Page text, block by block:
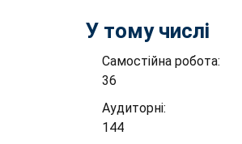
У тому числі
Самостійна робота:
36
Аудиторні:
144